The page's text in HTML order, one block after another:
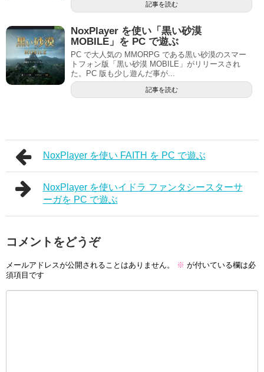
記事を読む
NoxPlayer を使い「黒い砂漠
MOBILE」を PC で遊ぶ
PC で大人気の MMORPG である黒い砂漠のスマー
トフォン版「黒い砂漠 MOBILE」がリリースされ
た。PC 版も少し遊んだ事が...
記事を読む
NoxPlayer を使い FAITH を PC で遊ぶ
NoxPlayer を使いイドラ ファンタシースターサ
ーガを PC で遊ぶ
コメントをどうぞ
メールアドレスが公開されることはありません。 ※ が付いている欄は必
須項目です